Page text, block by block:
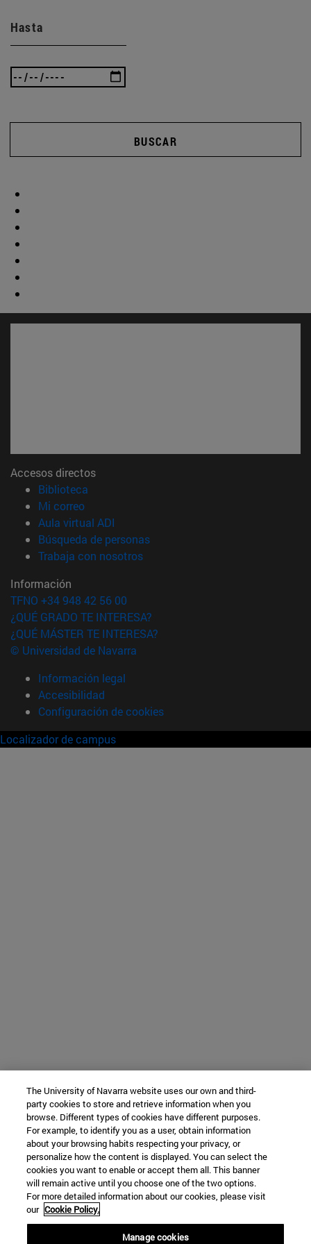
Hasta
BUSCAR
Accesos directos
Biblioteca
Mi correo(abre en nueva ventana)
Aula virtual ADI
Búsqueda de personas(abre en nueva ventana)
Trabaja con nosotros(abre en nueva ventana)
Información
TFNO +34 948 42 56 00
¿QUÉ GRADO TE INTERESA?
¿QUÉ MÁSTER TE INTERESA?
© Universidad de Navarra
Información legal
Accesibilidad
Configuración de cookies
Localizador de campus
The University of Navarra website uses our own and third-
party cookies to store and retrieve information when you
browse. Different types of cookies have different purposes.
For example, to identify you as a user, obtain information
about your browsing habits respecting your privacy, or
personalize how the content is displayed. You can select the
cookies you want to enable or accept them all. This banner
will remain active until you choose one of the two options.
For more detailed information about our cookies, please visit
our Cookie Policy.
Manage cookies